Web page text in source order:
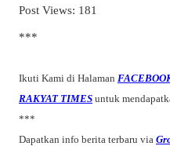
Post Views: 181
***
Ikuti Kami di Halaman
RAKYAT TIMES untuk
***
Dapatkan info berita terbaru via